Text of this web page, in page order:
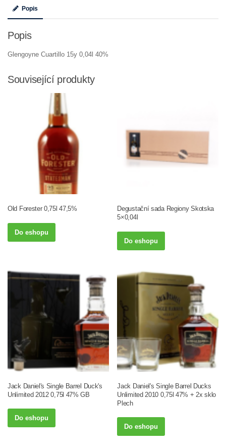
Popis
Popis
Glengoyne Cuartillo 15y 0,04l 40%
Související produkty
Old Forester 0,75l 47,5%
Do eshopu
Degustační sada Regiony Skotska
5×0,04l
Do eshopu
Jack Daniel's Single Barrel Duck's
Unlimited 2012 0,75l 47% GB
Do eshopu
Jack Daniel's Single Barrel Ducks
Unlimited 2010 0,75l 47% + 2x sklo
Plech
Do eshopu